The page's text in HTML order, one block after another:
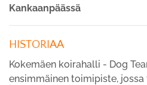
Kankaanpäässä
HISTORIAA
Kokemäen koirahalli - Dog
ensimmäinen toimipiste,